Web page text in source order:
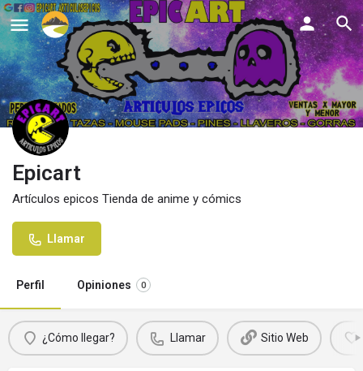
Epicart
Artículos epicos Tienda de anime y cómics
Llamar
Perfil Opiniones 0
¿Cómo llegar? Llamar Sitio Web